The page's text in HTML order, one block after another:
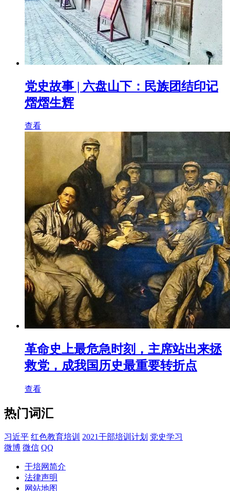
党史故事 | 六盘山下：民族团结印记
熠熠生辉
查看
革命史上最危急时刻，主席站出来拯
救党，成我国历史最重要转折点
查看
热门词汇
习近平 红色教育培训 2021干部培训计划 党史学习
微博 微信 QQ
干培网简介
法律声明
网站地图